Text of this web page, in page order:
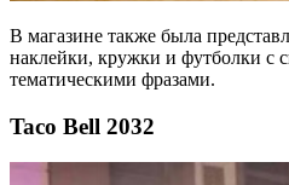
В магазине также была
наклейки, кружки и футболки с
тематическими фразами.
Taco Bell 2032